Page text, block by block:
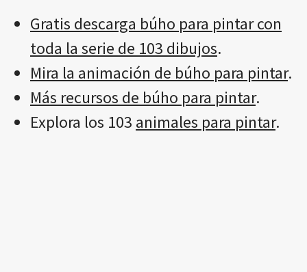
Gratis descarga búho para pintar con
toda la serie de 103 dibujos.
Mira la animación de búho para pintar.
Más recursos de búho para pintar.
Explora los 103 animales para pintar.